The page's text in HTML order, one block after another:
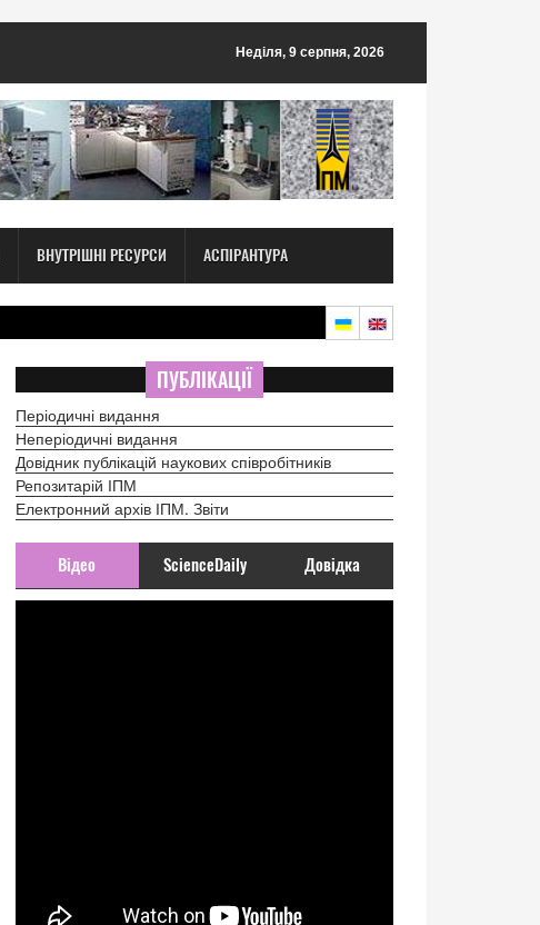
Неділя, 9 серпня, 2026
ВНУТРІШНІ РЕСУРСИ АСПІРАНТУРА
ПУБЛІКАЦІЇ
Періодичні видання
Неперіодичні видання
Довідник публікацій наукових співробітників
Репозитарій ІПМ
Електронний архів ІПМ. Звіти
Відео ScienceDaily Довідка